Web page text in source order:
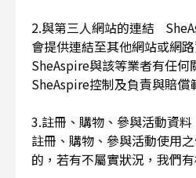
2.與第三人網站的連結
會提供連結至其他網站或網
SheAspire與該等業者有任何
SheAspire控制及負責與賠償
3.註冊、購物、參與活動資
註冊、購物、參與活動使用
的，若有不屬實狀況，我們